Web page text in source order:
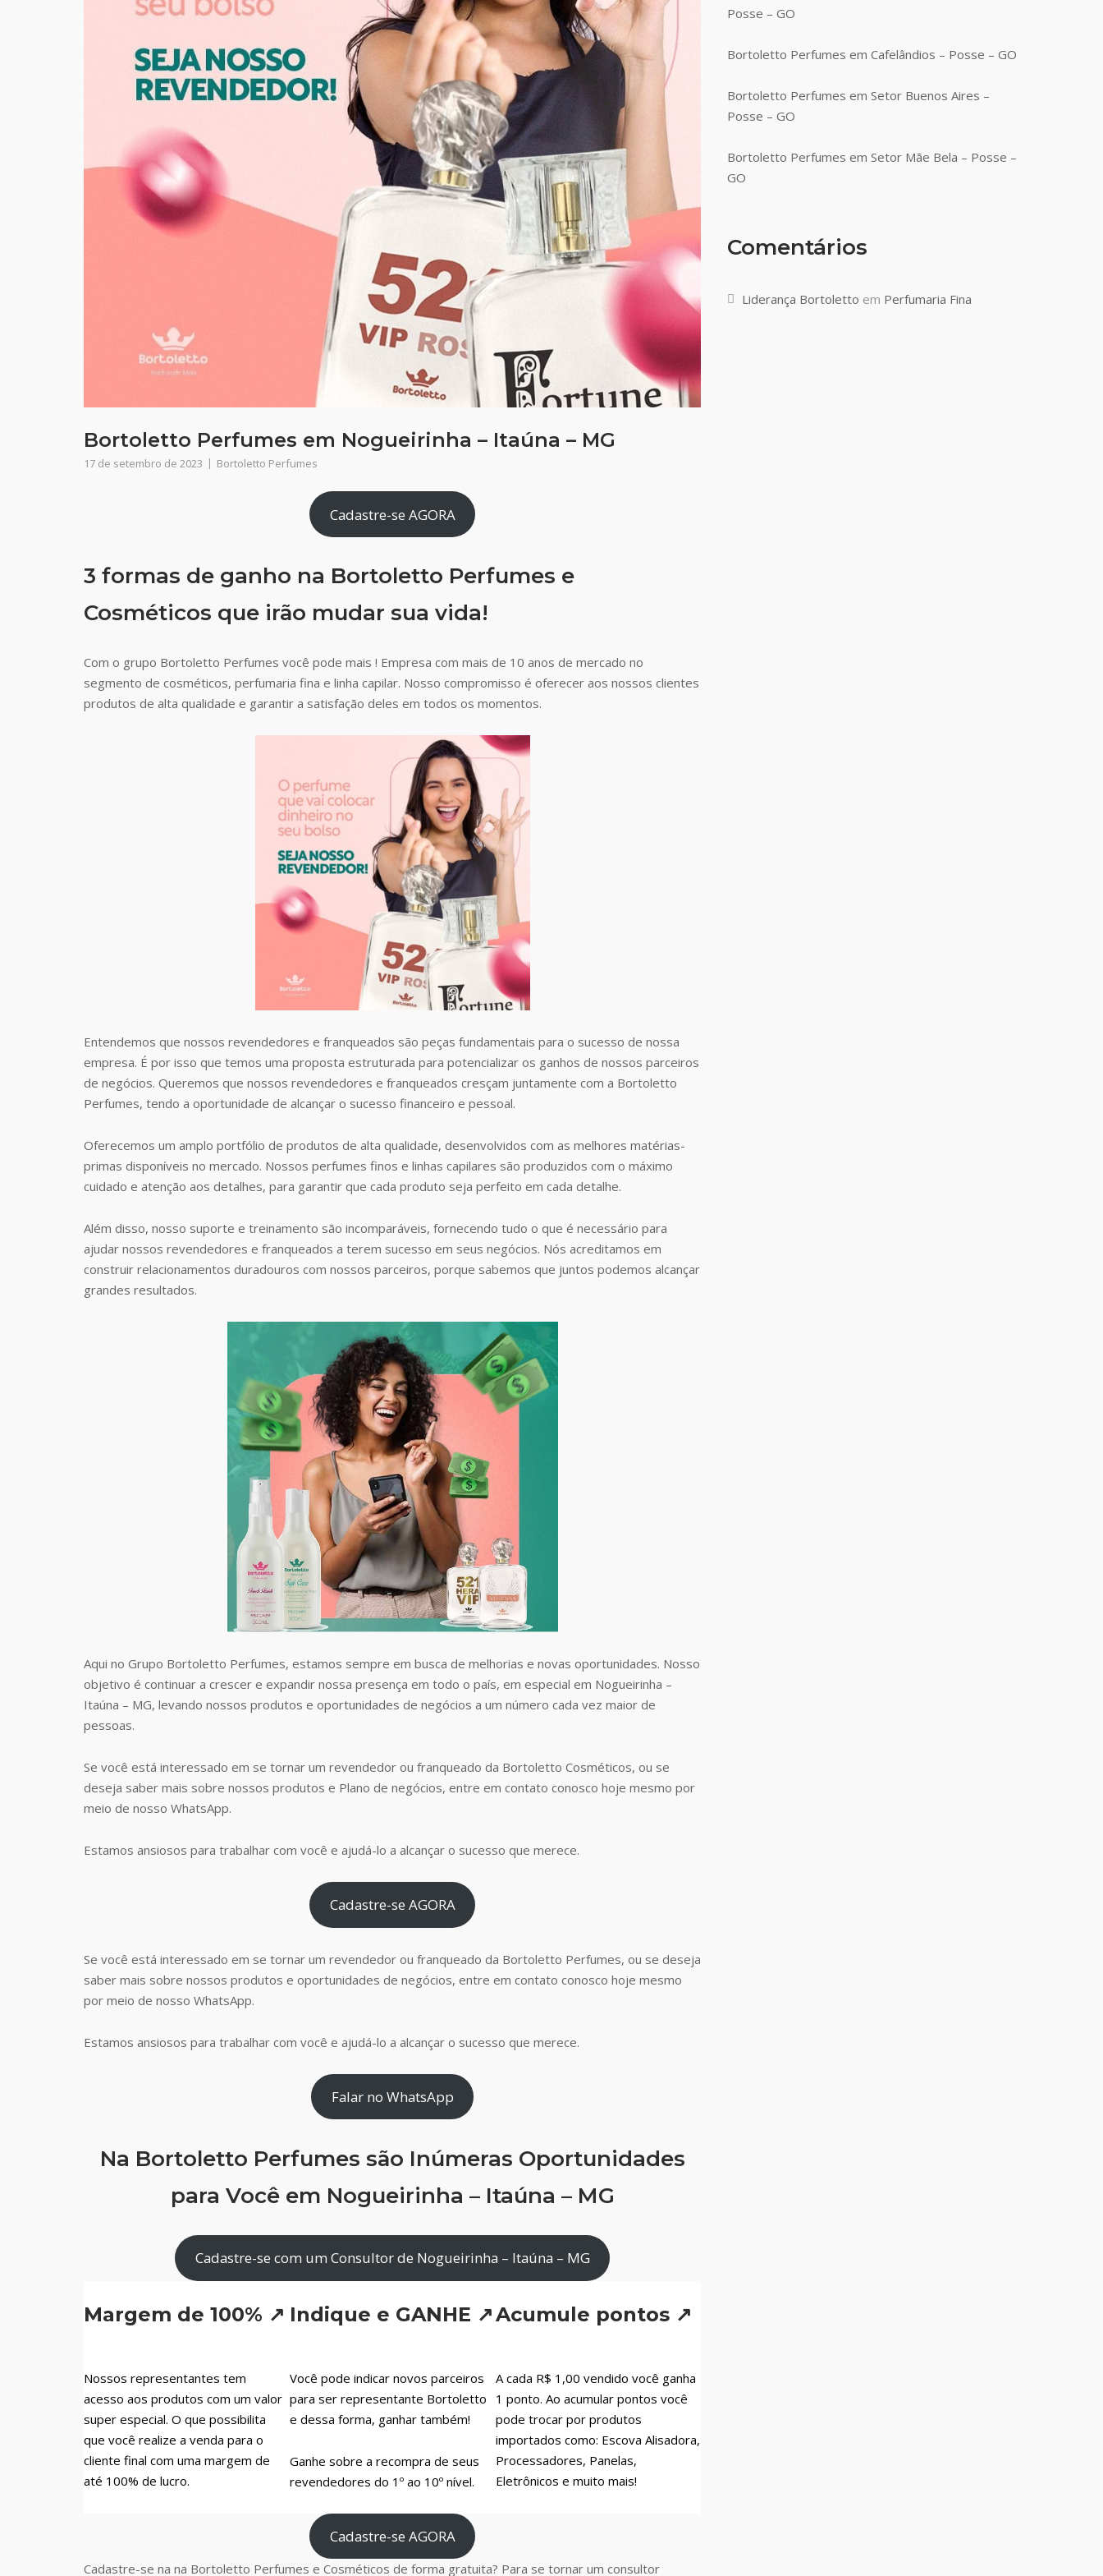
Bortoletto Perfumes em Nogueirinha – Itaúna – MG
17 de setembro de 2023 Bortoletto Perfumes
Cadastre-se AGORA
3 formas de ganho na Bortoletto Perfumes e
Cosméticos que irão mudar sua vida!
Com o grupo Bortoletto Perfumes você pode mais ! Empresa com mais de 10 anos de mercado no
segmento de cosméticos, perfumaria fina e linha capilar. Nosso compromisso é oferecer aos nossos clientes
produtos de alta qualidade e garantir a satisfação deles em todos os momentos.
Entendemos que nossos revendedores e franqueados são peças fundamentais para o sucesso de nossa
empresa. É por isso que temos uma proposta estruturada para potencializar os ganhos de nossos parceiros
de negócios. Queremos que nossos revendedores e franqueados cresçam juntamente com a Bortoletto
Perfumes, tendo a oportunidade de alcançar o sucesso financeiro e pessoal.
Oferecemos um amplo portfólio de produtos de alta qualidade, desenvolvidos com as melhores matérias-
primas disponíveis no mercado. Nossos perfumes finos e linhas capilares são produzidos com o máximo
cuidado e atenção aos detalhes, para garantir que cada produto seja perfeito em cada detalhe.
Além disso, nosso suporte e treinamento são incomparáveis, fornecendo tudo o que é necessário para
ajudar nossos revendedores e franqueados a terem sucesso em seus negócios. Nós acreditamos em
construir relacionamentos duradouros com nossos parceiros, porque sabemos que juntos podemos alcançar
grandes resultados.
Aqui no Grupo Bortoletto Perfumes, estamos sempre em busca de melhorias e novas oportunidades. Nosso
objetivo é continuar a crescer e expandir nossa presença em todo o país, em especial em Nogueirinha –
Itaúna – MG, levando nossos produtos e oportunidades de negócios a um número cada vez maior de
pessoas.
Se você está interessado em se tornar um revendedor ou franqueado da Bortoletto Cosméticos, ou se
deseja saber mais sobre nossos produtos e Plano de negócios, entre em contato conosco hoje mesmo por
meio de nosso WhatsApp.
Estamos ansiosos para trabalhar com você e ajudá-lo a alcançar o sucesso que merece.
Cadastre-se AGORA
Se você está interessado em se tornar um revendedor ou franqueado da Bortoletto Perfumes, ou se deseja
saber mais sobre nossos produtos e oportunidades de negócios, entre em contato conosco hoje mesmo
por meio de nosso WhatsApp.
Estamos ansiosos para trabalhar com você e ajudá-lo a alcançar o sucesso que merece.
Falar no WhatsApp
Na Bortoletto Perfumes são Inúmeras Oportunidades
para Você em Nogueirinha – Itaúna – MG
Cadastre-se com um Consultor de Nogueirinha – Itaúna – MG
Margem de 100% ↗
Nossos representantes tem
acesso aos produtos com um valor
super especial. O que possibilita
que você realize a venda para o
cliente final com uma margem de
até 100% de lucro.
Indique e GANHE ↗
Você pode indicar novos parceiros
para ser representante Bortoletto
e dessa forma, ganhar também!
Ganhe sobre a recompra de seus
revendedores do 1º ao 10º nível.
Acumule pontos ↗
A cada R$ 1,00 vendido você ganha
1 ponto. Ao acumular pontos você
pode trocar por produtos
importados como: Escova Alisadora,
Processadores, Panelas,
Eletrônicos e muito mais!
Cadastre-se AGORA
Cadastre-se na na Bortoletto Perfumes e Cosméticos de forma gratuita? Para se tornar um consultor
Posse – GO
Bortoletto Perfumes em Cafelândios – Posse – GO
Bortoletto Perfumes em Setor Buenos Aires –
Posse – GO
Bortoletto Perfumes em Setor Mãe Bela – Posse –
GO
Comentários
Liderança Bortoletto em Perfumaria Fina